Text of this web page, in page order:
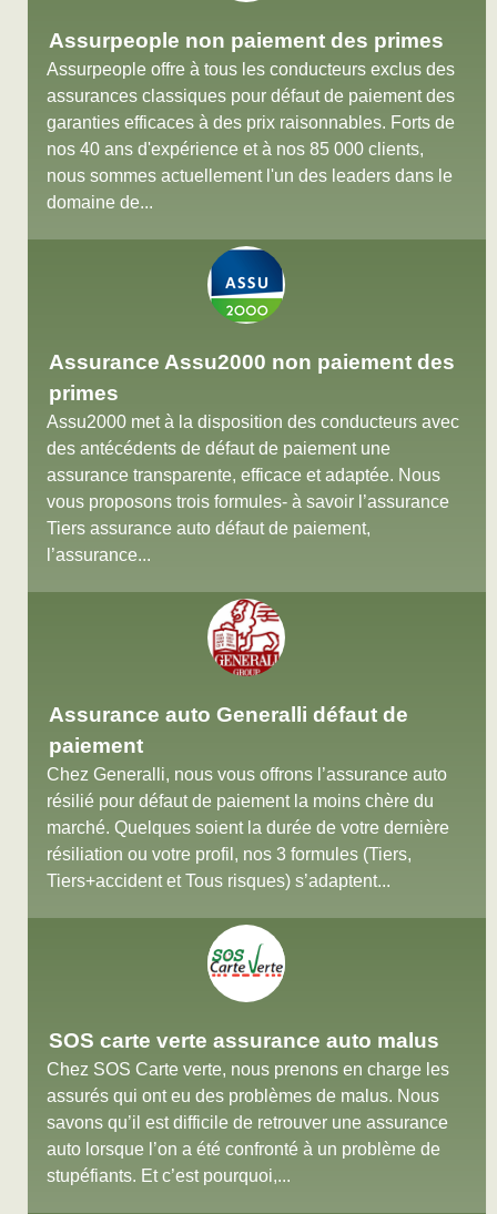
Assurpeople non paiement des primes
Assurpeople offre à tous les conducteurs exclus des
assurances classiques pour défaut de paiement des
garanties efficaces à des prix raisonnables. Forts de
nos 40 ans d'expérience et à nos 85 000 clients,
nous sommes actuellement l'un des leaders dans le
domaine de...
Assurance Assu2000 non paiement des
primes
Assu2000 met à la disposition des conducteurs avec
des antécédents de défaut de paiement une
assurance transparente, efficace et adaptée. Nous
vous proposons trois formules- à savoir l’assurance
Tiers assurance auto défaut de paiement,
l’assurance...
Assurance auto Generalli défaut de
paiement
Chez Generalli, nous vous offrons l’assurance auto
résilié pour défaut de paiement la moins chère du
marché. Quelques soient la durée de votre dernière
résiliation ou votre profil, nos 3 formules (Tiers,
Tiers+accident et Tous risques) s’adaptent...
SOS carte verte assurance auto malus
Chez SOS Carte verte, nous prenons en charge les
assurés qui ont eu des problèmes de malus. Nous
savons qu’il est difficile de retrouver une assurance
auto lorsque l’on a été confronté à un problème de
stupéfiants. Et c’est pourquoi,...